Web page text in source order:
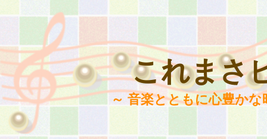
これまさ
～ 音楽とともに心豊か